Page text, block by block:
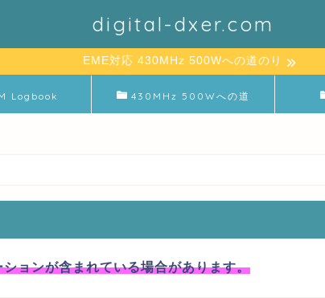
digital-dxer.com
EME対応 430MHz 500Wへの道のり
Logbook 430MHz 500Wへの道
ョンが含まれている場合があります。